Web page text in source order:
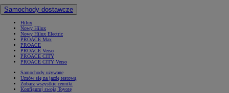
Samochody dostawcze
Hilux
Nowy Hilux
Nowy Hilux Electric
PROACE Max
PROACE
PROACE Verso
PROACE CITY
PROACE CITY Verso
Samochody używane
Umów się na jazdę testową
Zobacz wszystkie cenniki
Konfiguruj swoją Toyotę